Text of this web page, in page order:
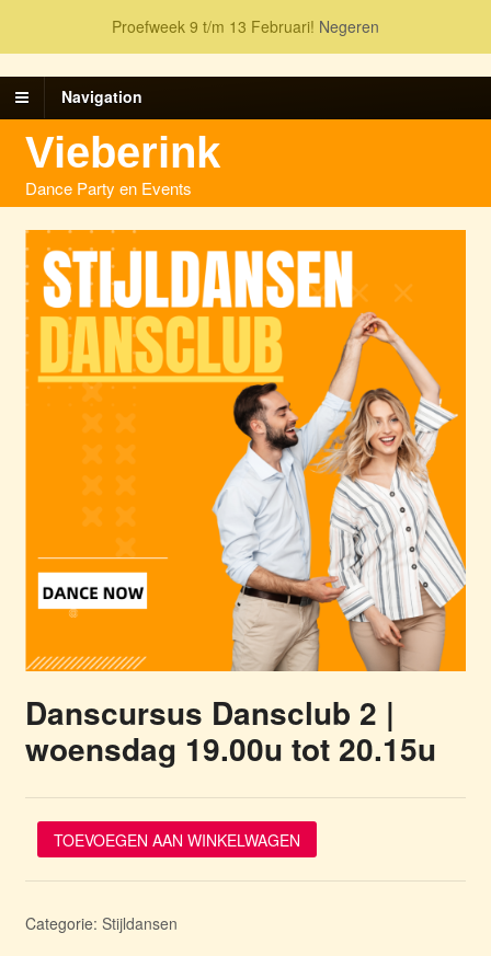
Navigation
Vieberink
Dance Party en Events
Danscursus Dansclub 2 |
woensdag 19.00u tot 20.15u
Danscursus
Dansclub
2
woensdag
TOEVOEGEN AAN WINKELWAGEN
Categorie: Stijldansen
Proefweek 9 t/m 13 Februari! Negeren